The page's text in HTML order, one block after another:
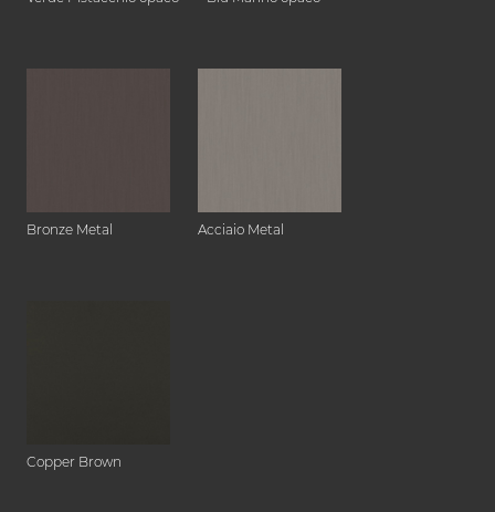
Bronze Metal Acciaio Metal
Copper Brown